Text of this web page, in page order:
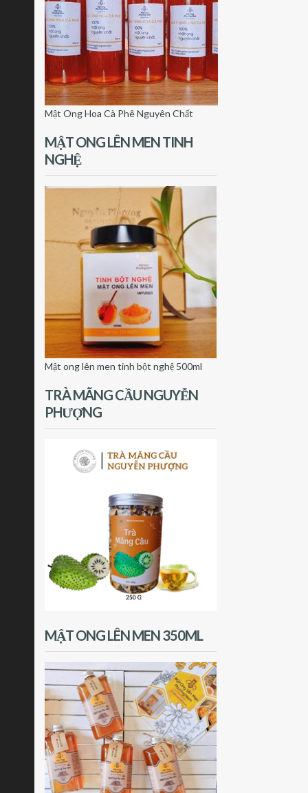
Mật Ong Hoa Cà Phê Nguyên Chất
MẬT ONG LÊN MEN TINH
NGHỆ
Mật ong lên men tinh bột nghệ 500ml
TRÀ MÃNG CẦU NGUYỄN
PHƯỢNG
MẬT ONG LÊN MEN 350ML